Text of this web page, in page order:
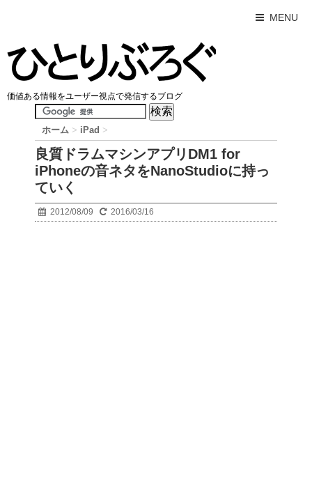
MENU
価値ある情報をユーザー視点で発信するブログ
ホーム > iPad >
良質ドラムマシンアプリDM1 for
iPhoneの音ネタをNanoStudioに持っ
ていく
2012/08/09 2016/03/16